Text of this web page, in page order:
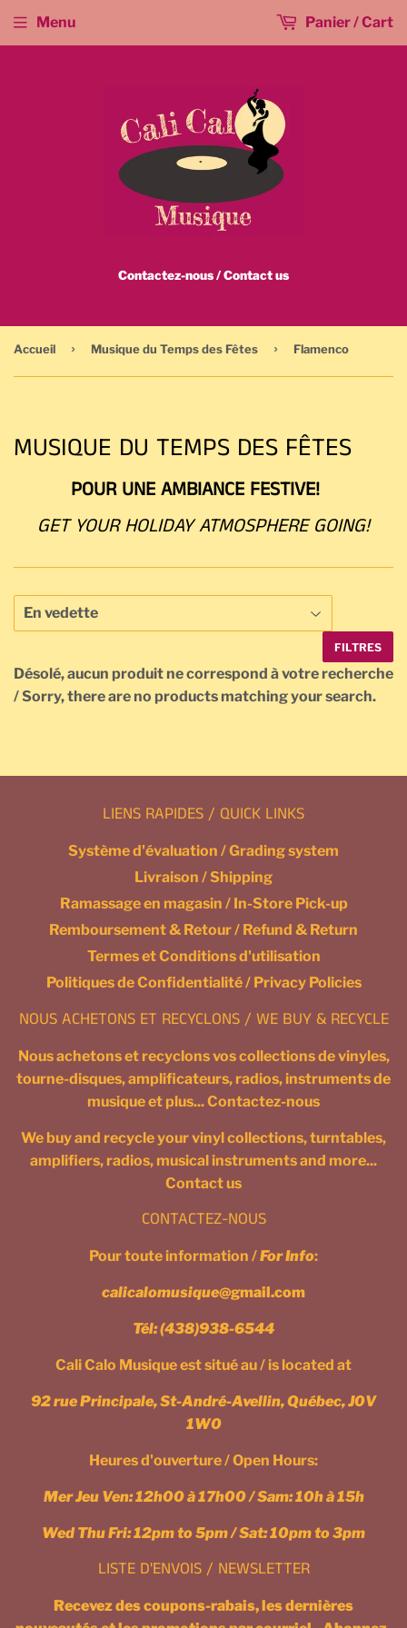
Contactez-nous / Contact us
Menu Panier / Cart
Accueil › Musique du Temps des Fêtes › Flamenco
MUSIQUE DU TEMPS DES FÊTES
POUR UNE AMBIANCE FESTIVE!
GET YOUR HOLIDAY ATMOSPHERE GOING!
FILTRES
Désolé, aucun produit ne correspond à votre recherche
/ Sorry, there are no products matching your search.
LIENS RAPIDES / QUICK LINKS
Système d'évaluation / Grading system
Livraison / Shipping
Ramassage en magasin / In-Store Pick-up
Remboursement & Retour / Refund & Return
Termes et Conditions d'utilisation
Politiques de Confidentialité / Privacy Policies
NOUS ACHETONS ET RECYCLONS / WE BUY & RECYCLE
Nous achetons et recyclons vos collections de vinyles,
tourne-disques, amplificateurs, radios, instruments de
musique et plus... Contactez-nous
We buy and recycle your vinyl collections, turntables,
amplifiers, radios, musical instruments and more...
Contact us
CONTACTEZ-NOUS
Pour toute information /For Info:
calicalomusique@gmail.com
Tél:(438)938-6544
Cali Calo Musique est situé au / is located at
92 rue Principale, St-André-Avellin, Québec, J0V
1W0
Heures d'ouverture / Open Hours:
Mer Jeu Ven: 12h00 à 17h00 / Sam: 10h à 15h
Wed Thu Fri: 12pm to 5pm / Sat: 10pm to 3pm
LISTE D'ENVOIS / NEWSLETTER
Recevez des coupons-rabais, les dernières